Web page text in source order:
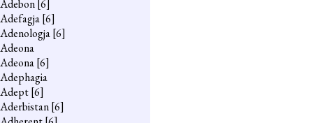
Adebon[6]
Adefagja[6]
Adenologja[6]
Adeona
Adeona[6]
Adephagia
Adept[6]
Aderbistan[6]